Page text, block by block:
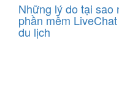
Những lý do tại sao
phần mềm
du lịch